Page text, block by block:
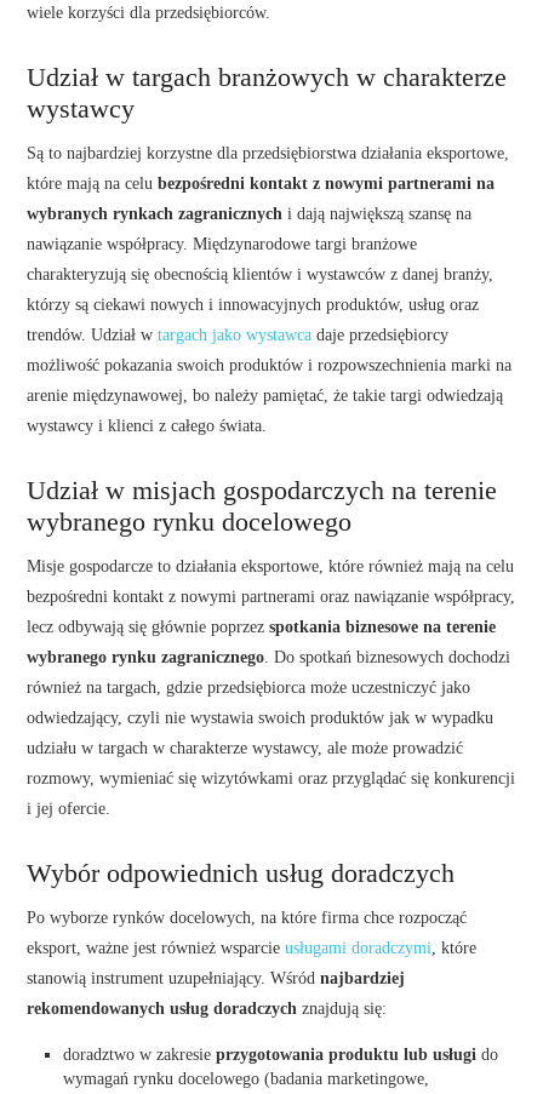
wiele korzyści dla przedsiębiorców.
Udział w targach branżowych w charakterze
wystawcy
Są to najbardziej korzystne dla przedsiębiorstwa działania eksportowe,
które mają na celubezpośredni kontakt z nowymi partnerami na
wybranych rynkach zagranicznych i dają największą szansę na
nawiązanie współpracy. Międzynarodowe targi branżowe
charakteryzują się obecnością klientów i wystawców z danej branży,
którzy są ciekawi nowych i innowacyjnych produktów, usług oraz
trendów. Udział wtargach jako wystawca daje przedsiębiorcy
możliwość pokazania swoich produktów i rozpowszechnienia marki na
arenie międzynawowej, bo należy pamiętać, że takie targi odwiedzają
wystawcy i klienci z całego świata.
Udział w misjach gospodarczych na terenie
wybranego rynku docelowego
Misje gospodarcze to działania eksportowe, które również mają na celu
bezpośredni kontakt z nowymi partnerami oraz nawiązanie współpracy,
lecz odbywają się głównie poprzezspotkania biznesowe na terenie
wybranego rynku zagranicznego . Do spotkań biznesowych dochodzi
również na targach, gdzie przedsiębiorca może uczestniczyć jako
odwiedzający, czyli nie wystawia swoich produktów jak w wypadku
udziału w targach w charakterze wystawcy, ale może prowadzić
rozmowy, wymieniać się wizytówkami oraz przyglądać się konkurencji
i jej ofercie.
Wybór odpowiednich usług doradczych
Po wyborze rynków docelowych, na które firma chce rozpocząć
eksport, ważne jest również wsparcieusługami doradczymi, które
stanowią instrument uzupełniający. Wśródnajbardziej
rekomendowanych usług doradczychznajdują się:
doradztwo w zakresieprzygotowania produktu lub usługido
wymagań rynku docelowego (badania marketingowe,